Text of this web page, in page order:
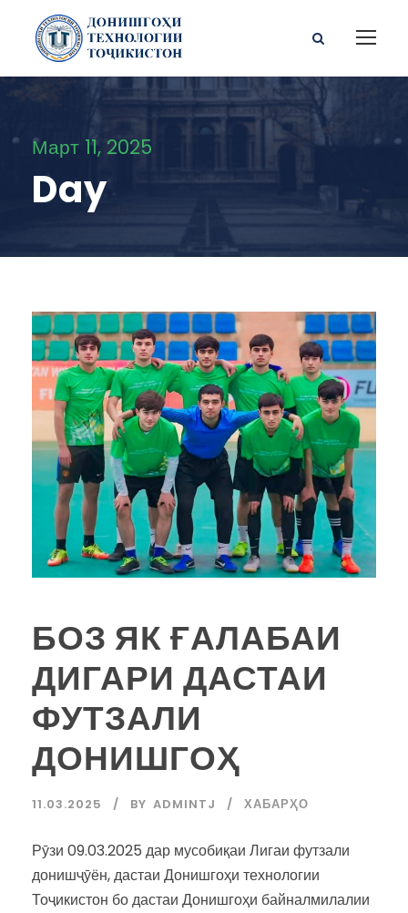
Март 11, 2025
Day
БОЗ ЯК ҒАЛАБАИ
ДИГАРИ ДАСТАИ
ФУТЗАЛИ
ДОНИШГОҲ
11.03.2025 BY ADMINTJ ХАБАРҲО
Рӯзи 09.03.2025 дар мусобиқаи Лигаи футзали
донишҷӯён, дастаи Донишгоҳи технологии
Тоҷикистон бо дастаи Донишгоҳи байналмилалии